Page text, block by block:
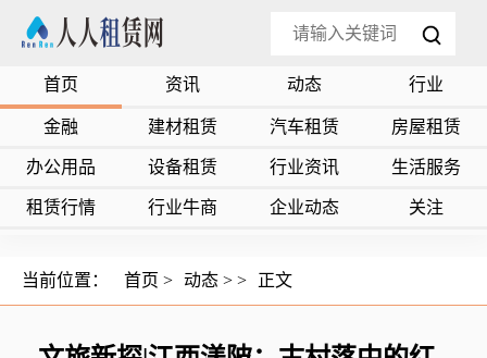
首页 资讯 动态 行业
金融 建材租赁 汽车租赁 房屋租赁
办公用品 设备租赁 行业资讯 生活服务
租赁行情 行业牛商 企业动态 关注
当前位置： 首页 > 动态 > > 正文